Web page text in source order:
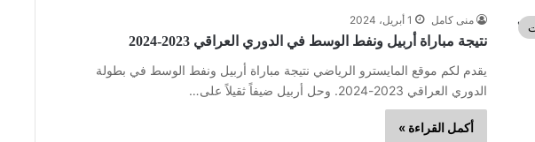
منى كامل 1 أبريل، 2024
نتيجة مباراة أربيل ونفط الوسط في الدوري العراقي 2023-2024
يقدم لكم موقع المايسترو الرياضي نتيجة مباراة أربيل ونفط الوسط في بطولة
الدوري العراقي 2023-2024. وحل أربيل ضيفاً ثقيلاً على…
أكمل القراءة »